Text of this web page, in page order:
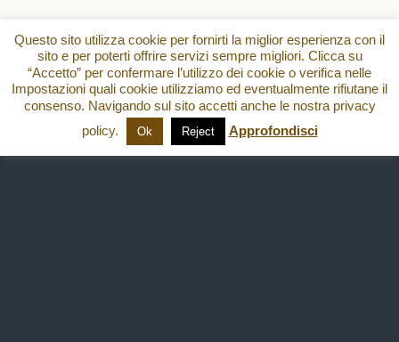
Torna su
Dispositivo Portatile Pc Desktop
All content Copyright
Questo sito utilizza cookie per fornirti la miglior esperienza con il
sito e per poterti offrire servizi sempre migliori. Clicca su
“Accetto” per confermare l’utilizzo dei cookie o verifica nelle
Impostazioni quali cookie utilizziamo ed eventualmente rifiutane il
consenso. Navigando sul sito accetti anche le nostra privacy
policy.
Ok Reject Approfondisci